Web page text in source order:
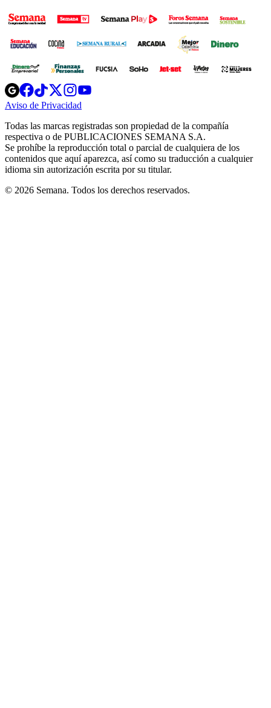
Opens
in
new
Opens
in
new
Opens
in
new
window
Opens
new
windowwindow
Aviso de Privacidad
new
window
Todas las marcas registradas son propiedad de la compañía
respectiva o de PUBLICACIONES SEMANA S.A.
Se prohíbe la reproducción total o parcial de cualquiera de los
contenidos que aquí aparezca, así como su traducción a cualquier
idioma sin autorización escrita por su titular.
© 2026 Semana. Todos los derechos reservados.